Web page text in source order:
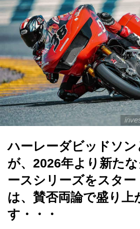
ハーレーダビッドソ
が、2026年より新た
ースシリーズをスタ
は、賛否両論で盛り上
す・・・